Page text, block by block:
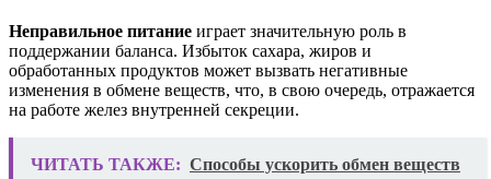
Неправильное питание играет значительную роль в
поддержании баланса. Избыток сахара, жиров и
обработанных продуктов может вызвать негативные
изменения в обмене веществ, что, в свою очередь, отражается
на работе желез внутренней секреции.
ЧИТАТЬ ТАКЖЕ: Способы ускорить обмен веществ